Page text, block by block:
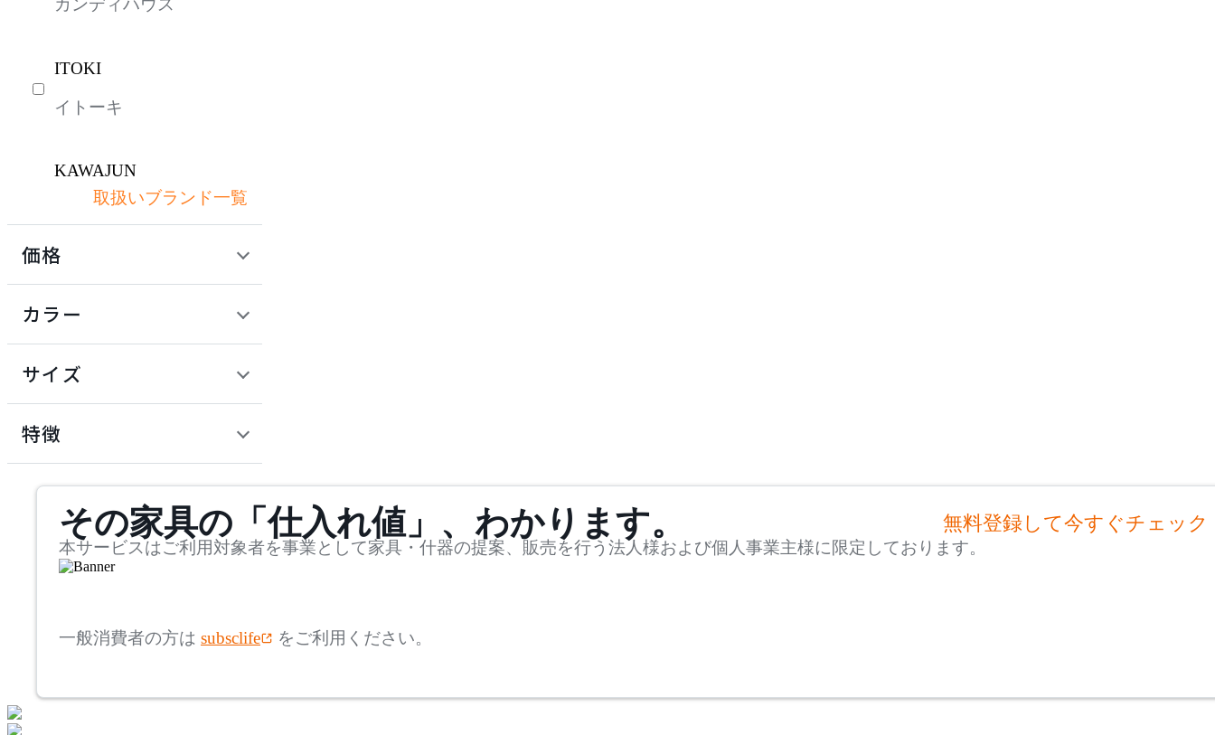
カンディハウス
ITOKI
イトーキ
KAWAJUN
カワジュン
コクヨ
NAIKI
オカムラ
取扱いブランド一覧
価格
カラー
サイズ
mm
検索
~
~
特徴
その家具の「仕入れ値」、わかります。 無料登録して今すぐチェック
本サービスはご利用対象者を事業として家具・什器の提案、販売を行う法人様および個人事業主様に限定しております。
一般消費者の方は subsclife をご利用ください。